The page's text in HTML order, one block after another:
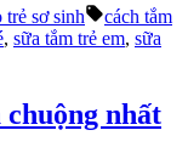
trẻ sơ sinh Tags:
cách tắm
, sữa tắm trẻ em, sữa
nhất